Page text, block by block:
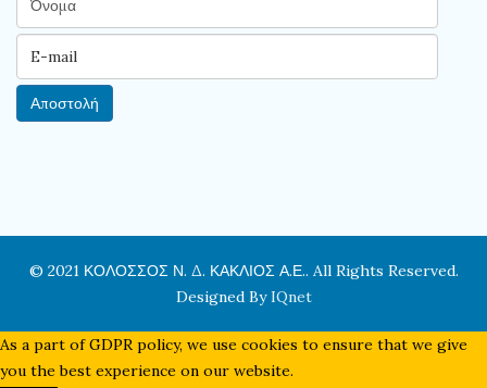
© 2021 ΚΟΛΟΣΣΟΣ Ν. Δ. ΚΑΚΛΙΟΣ Α.Ε.. All Rights Reserved.
Designed ByIQnet
As a part of GDPR policy, we use cookies to ensure that we give
you the best experience on our website.